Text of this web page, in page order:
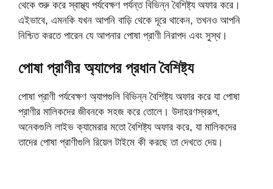
থেকে শুরু করে স্বাস্থ্য পর্যবেক্ষণ পর্যন্ত বিভিন্ন বৈশিষ্ট্য অফার করে।
এইভাবে, এমনকি যখন আপনি বাড়ি থেকে দূরে থাকেন, তখনও আপনি
নিশ্চিত করতে পারেন যে আপনার পোষা প্রাণী নিরাপদ এবং সুস্থ।
পোষা প্রাণীর অ্যাপের প্রধান বৈশিষ্ট্য
পোষা প্রাণী পর্যবেক্ষণ অ্যাপগুলি বিভিন্ন বৈশিষ্ট্য অফার করে যা পোষা
প্রাণীর মালিকদের জীবনকে সহজ করে তোলে। উদাহরণস্বরূপ,
অনেকগুলি লাইভ ক্যামেরার মতো বৈশিষ্ট্য অফার করে, যা মালিকদের
তাদের পোষা প্রাণীগুলি রিয়েল টাইমে কী করছে তা দেখতে দেয়।